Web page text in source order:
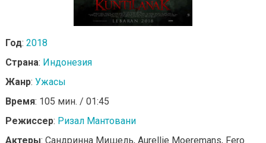
Год: 2018
Страна: Индонезия
Жанр: Ужасы
Время: 105 мин. / 01:45
Режиссер: Ризал Мантовани
Актеры: Сандринна Мишель, Aurellie Moeremans, Fero